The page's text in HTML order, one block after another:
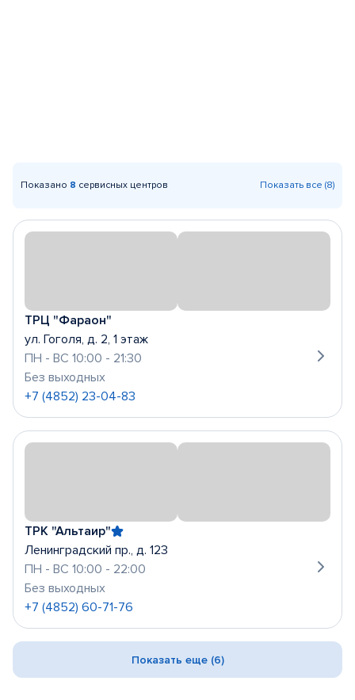
Показано 8 сервисных центров Показать все (8)
ТРЦ "Фараон"
ул. Гоголя, д. 2, 1 этаж
ПН - ВС 10:00 - 21:30
Без выходных
+7 (4852) 23-04-83
ТРК "Альтаир"
Ленинградский пр., д. 123
ПН - ВС 10:00 - 22:00
Без выходных
+7 (4852) 60-71-76
Показать еще (6)